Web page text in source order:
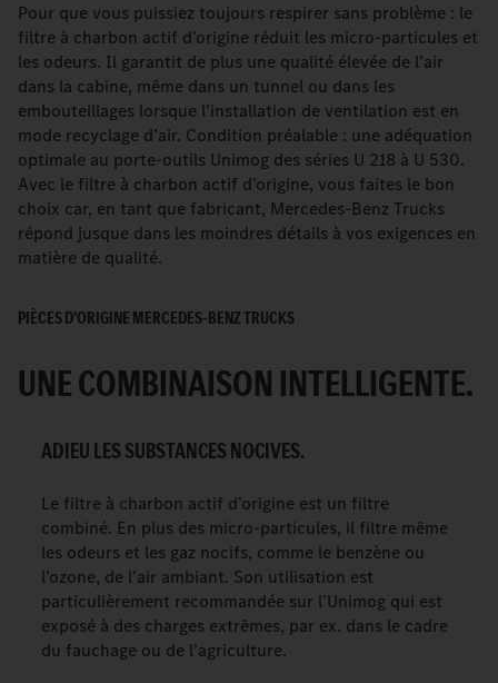
Pour que vous puissiez toujours respirer sans problème : le
filtre à charbon actif d’origine réduit les micro-particules et
les odeurs. Il garantit de plus une qualité élevée de l’air
dans la cabine, même dans un tunnel ou dans les
embouteillages lorsque l’installation de ventilation est en
mode recyclage d’air. Condition préalable : une adéquation
optimale au porte-outils Unimog des séries U 218 à U 530.
Avec le filtre à charbon actif d’origine, vous faites le bon
choix car, en tant que fabricant, Mercedes-Benz Trucks
répond jusque dans les moindres détails à vos exigences en
matière de qualité.
PIÈCES D’ORIGINE MERCEDES-BENZ TRUCKS
UNE COMBINAISON INTELLIGENTE.
ADIEU LES SUBSTANCES NOCIVES.
Le filtre à charbon actif d’origine est un filtre
combiné. En plus des micro-particules, il filtre même
les odeurs et les gaz nocifs, comme le benzène ou
l’ozone, de l’air ambiant. Son utilisation est
particulièrement recommandée sur l’Unimog qui est
exposé à des charges extrêmes, par ex. dans le cadre
du fauchage ou de l’agriculture.